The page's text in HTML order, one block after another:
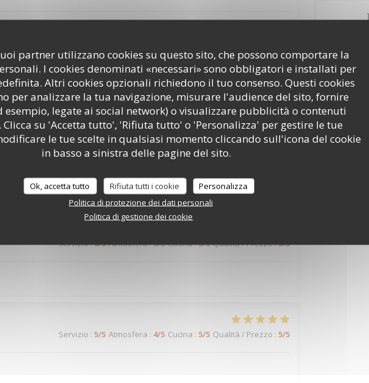
partner utilizzano cookies su questo sito, che possono comportare la
I cookies denominati «necessari» sono obbligatori e installati per
Altri cookies opzionali richiedono il tuo consenso. Questi cookies
per analizzare la tua navigazione, misurare l'audience del sito, fornire
legate ai social network) o visualizzare pubblicità o contenuti
su 'Accetta tutto', 'Rifiuta tutto' o 'Personalizza' per gestire le tue
le tue scelte in qualsiasi momento cliccando sull'icona del cookie
in basso a sinistra delle pagine del sito.
Ok, accetta tutto Rifiuta tutti i cookie
Personalizza
Politica di protezione dei dati personali
Politica di gestione dei cookie
je recommande encore merci
Servizio:5/5 Atmosfera: 5/5 Cucina:5/5 Qualità / Prezzo:5 /5
Servizio:5/5 Atmosfera:5/5 Cucina:5/5 Qualità / Prezzo: 5/5
Servizio: 5 /5 Atmosfera: 5/5 Cucina : 5/5 Qualità / Prezzo
Servizio:5/5 Atmosfera:5/5 Cucina:5/5 Qualità / Prezzo:5/5
Servizio : 5/5 Atmosfera : 4/5 Cucina : 5/5 Qualità / Prezzo : 5/5